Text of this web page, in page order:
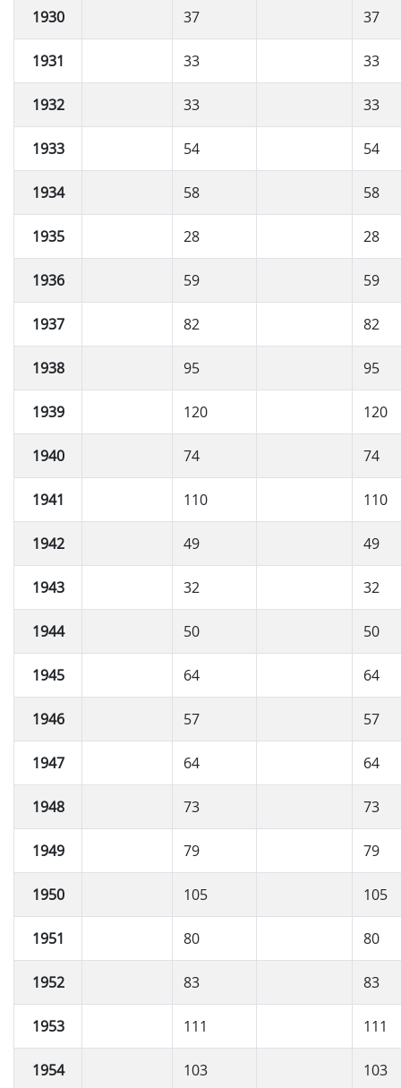
1930 37 37
1931 33 33
1932 33 33
1933 54 54
1934 58 58
1935 28 28
1936 59 59
1937 82 82
1938 95 95
1939 120 120
1940 74 74
1941 110 110
1942 49 49
1943 32 32
1944 50 50
1945 64 64
1946 57 57
1947 64 64
1948 73 73
1949 79 79
1950 105 105
1951 80 80
1952 83 83
1953 111 111
1954 103 103